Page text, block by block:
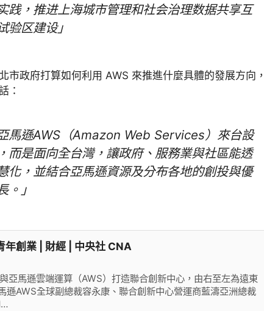
践，推进上海城市管理和社会治理数据共享互
验区建设」
市政府打算如何利用 AWS 來推進什麼具體的發展方向，
：
馬遜AWS（Amazon Web Services）來台設
而是面向全台灣，讓政府、服務業與社區能透
化，並結合亞馬遜資源及分布各地的創投與優
。」
年創業 | 財經 | 中央社 CNA
亞馬遜雲端運算（AWS）打造聯合創新中心，由右至左為遠東
遜AWS全球副總裁容永康、聯合創新中心營運商藍濤亞洲總裁